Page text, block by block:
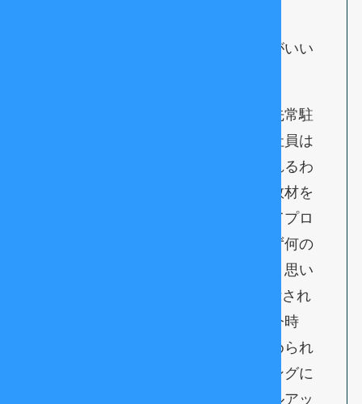
【気になること・改善したほうがいい
教育体制は整っていません。客先常駐
での仕事しかありませんので、先輩社員は
社内にいませんし、社長が教えてくれるわ
けでもありません。自分で本などの教材を
利用して社内で勉強しますが、初めてプロ
グラミングを学ぶ人からしたら、まず何の
言語をやればいいのかもわからないと思い
ます。JavaやCあたりをやれっと指示され
ますが、初心者には厳しいですね。今時
VBAは使わないのにそれの学習を進められ
たり、、、社長はあまりプログラミングに
ついて理解がないので、ここでスキルアッ